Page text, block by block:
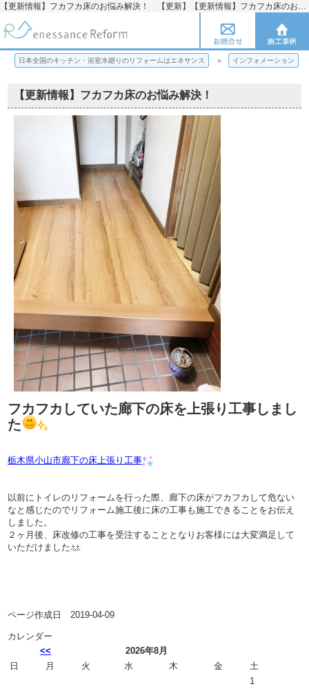
【更新情報】フカフカ床のお悩み解決！ 【更新】【更新情報】フカフカ床のお悩み解決！ | 日本全国のキッチン・浴室水廻りのリフォームのことならエネサンス
日本全国のキッチン・浴室水廻りのリフォームはエネサンス インフォメーション
【更新情報】フカフカ床のお悩み解決！
フカフカしていた廊下の床を上張り工事しまし
た
栃木県小山市廊下の床上張り工事
以前にトイレのリフォームを行った際、廊下の床がフカフカして危ない
なと感じたのでリフォーム施工後に床の工事も施工できることをお伝え
しました。
２ヶ月後、床改修の工事を受注することとなりお客様には大変満足して
いただけました
ページ作成日 2019-04-09
カレンダー
<<
2026年8月
日
月 火 水 木 金
土
1